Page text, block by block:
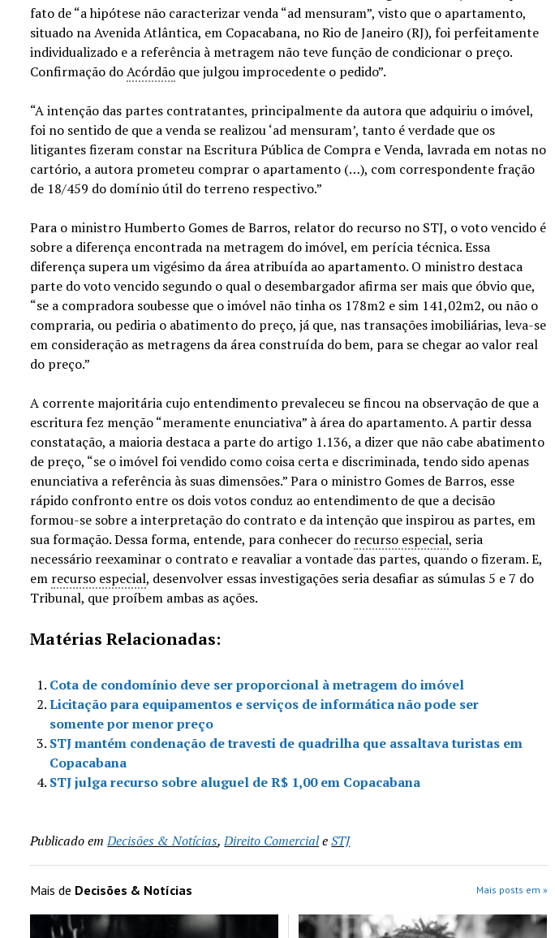
fato de “a hipótese não caracterizar venda “ad mensuram”, visto que o apartamento,
situado na Avenida Atlântica, em Copacabana, no Rio de Janeiro (RJ), foi perfeitamente
individualizado e a referência à metragem não teve função de condicionar o preço.
Confirmação doAcórdão que julgou improcedente o pedido”.
“A intenção das partes contratantes, principalmente da autora que adquiriu o imóvel,
foi no sentido de que a venda se realizou ‘ad mensuram’, tanto é verdade que os
litigantes fizeram constar na Escritura Pública de Compra e Venda, lavrada em notas no
cartório, a autora prometeu comprar o apartamento (…), com correspondente fração
de 18/459 do domínio útil do terreno respectivo.”
Para o ministro Humberto Gomes de Barros, relator do recurso no STJ, o voto vencido é
sobre a diferença encontrada na metragem do imóvel, em perícia técnica. Essa
diferença supera um vigésimo da área atribuída ao apartamento. O ministro destaca
parte do voto vencido segundo o qual o desembargador afirma ser mais que óbvio que,
“se a compradora soubesse que o imóvel não tinha os 178m2 e sim 141,02m2, ou não o
compraria, ou pediria o abatimento do preço, já que, nas transações imobiliárias, leva-se
em consideração as metragens da área construída do bem, para se chegar ao valor real
do preço.”
A corrente majoritária cujo entendimento prevaleceu se fincou na observação de que a
escritura fez menção “meramente enunciativa” à área do apartamento. A partir dessa
constatação, a maioria destaca a parte do artigo 1.136, a dizer que não cabe abatimento
de preço, “se o imóvel foi vendido como coisa certa e discriminada, tendo sido apenas
enunciativa a referência às suas dimensões.” Para o ministro Gomes de Barros, esse
rápido confronto entre os dois votos conduz ao entendimento de que a decisão
formou-se sobre a interpretação do contrato e da intenção que inspirou as partes, em
sua formação. Dessa forma, entende, para conhecer do recurso especial, seria
necessário reexaminar o contrato e reavaliar a vontade das partes, quando o fizeram. E,
em recurso especial, desenvolver essas investigações seria desafiar as súmulas 5 e 7 do
Tribunal, que proíbem ambas as ações.
Matérias Relacionadas:
Cota de condomínio deve ser proporcional à metragem do imóvel
Licitação para equipamentos e serviços de informática não pode ser
somente por menor preço
STJ mantém condenação de travesti de quadrilha que assaltava turistas em
Copacabana
STJ julga recurso sobre aluguel de R$ 1,00 em Copacabana
Publicado em Decisões & Notícias,Direito ComercialeSTJ
Mais de Decisões & Notícias Mais posts em »